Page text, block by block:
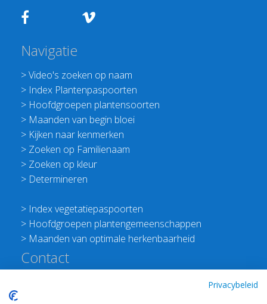
Navigatie
>Video's zoeken op naam
> Index Plantenpaspoorten
> Hoofdgroepen plantensoorten
> Maanden van begin bloei
> Kijken naar kenmerken
> Zoeken op Familienaam
> Zoeken op kleur
> Determineren
> Index vegetatiepaspoorten
> Hoofdgroepen plantengemeenschappen
> Maanden van optimale herkenbaarheid
Contact
Privacybeleid